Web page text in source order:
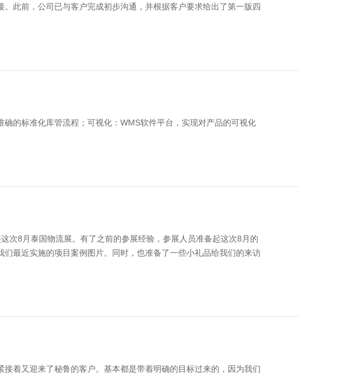
此前，公司已与客户完成初步沟通，并根据客户要求给出了第一版四
的标准化库管流程；可视化：WMS软件平台，实现对产品的可视化
次8月泰国物流展。有了之前的参展经验，参展人员准备起这次8月的
最近实施的项目案例图片。同时，也准备了一些小礼品给我们的来访
着又迎来了秘鲁的客户。基本都是带着明确的目标过来的，因为我们